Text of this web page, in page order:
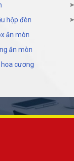
hộp đèn
ăn mòn
ăn mòn
hoa cương